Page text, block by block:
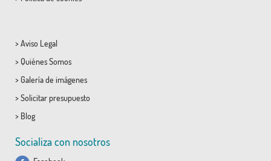
> Aviso Legal
> Quiénes Somos
> Galería de imágenes
> Solicitar presupuesto
> Blog
Socializa con nosotros